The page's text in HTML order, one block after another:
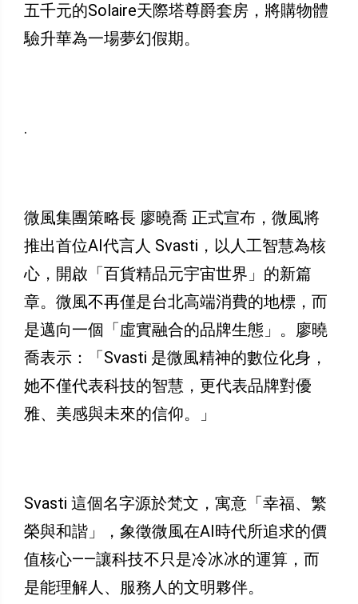
五千元的Solaire天際塔尊爵套房，將購物體
驗升華為一場夢幻假期。
.
微風集團策略長 廖曉喬 正式宣布，微風將
推出首位AI代言人 Svasti，以人工智慧為核
心，開啟「百貨精品元宇宙世界」的新篇
章。微風不再僅是台北高端消費的地標，而
是邁向一個「虛實融合的品牌生態」。廖曉
喬表示：「Svasti 是微風精神的數位化身，
她不僅代表科技的智慧，更代表品牌對優
雅、美感與未來的信仰。」
Svasti 這個名字源於梵文，寓意「幸福、繁
榮與和諧」，象徵微風在AI時代所追求的價
值核心——讓科技不只是冷冰冰的運算，而
是能理解人、服務人的文明夥伴。